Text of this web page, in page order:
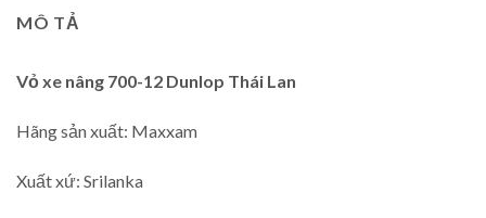
MÔ TẢ
Vỏ xe nâng 700-12 Dunlop Thái Lan
Hãng sản xuất: Maxxam
Xuất xứ: Srilanka